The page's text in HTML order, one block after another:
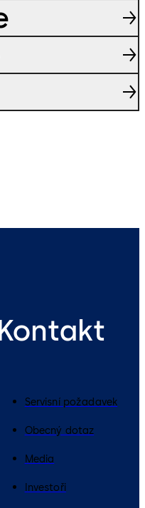
Servisní požadavek
Obecný dotaz
Media
Investoři